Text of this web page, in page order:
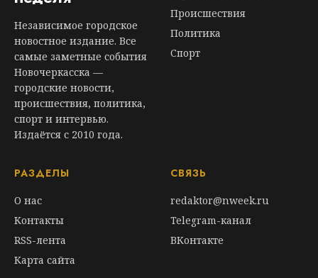
Независимое городское
новостное издание. Все
самые заметные события
Новочеркасска —
городские новости,
происшествия, политика,
спорт и интервью.
Издаётся с 2010 года.
Происшествия
Политика
Спорт
РАЗДЕЛЫ
О нас
Контакты
RSS-лента
Карта сайта
СВЯЗЬ
redaktor@nweek.ru
Telegram-канал
ВКонтакте